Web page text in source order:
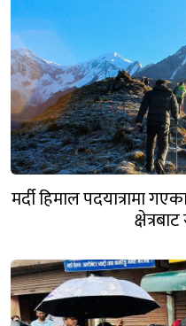
मर्दी हिमाल पदयात्रामा